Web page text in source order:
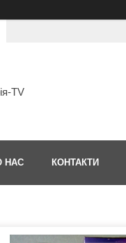
TV
НАС КОНТАКТИ